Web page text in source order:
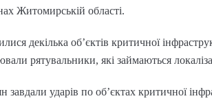
Житомирській області.
декілька об’єктів критичної
рятувальники, які займаються
завдали ударів по об’єктах критичної